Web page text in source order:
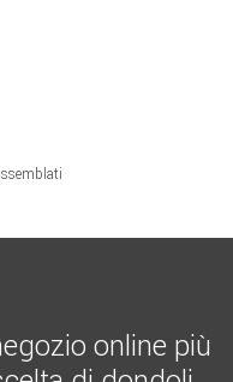
online più